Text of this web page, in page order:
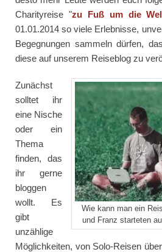
Charityreise "zu Fuß um die
01.01.2014 so viele Erlebnisse,
Begegnungen sammeln dürfen,
diese auf unserem Reiseblog zu
Wie kann man ein
und Franz starteten
Zunächst
solltet ihr
eine Nische
oder ein
Thema
finden, das
ihr gerne
bloggen
wollt. Es
gibt
unzählige
Möglichkeiten, von Solo-Reisen